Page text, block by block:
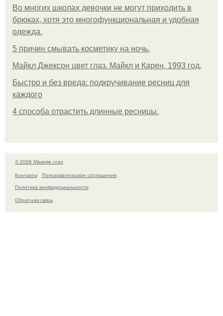
Во многих школах девочки не могут приходить в
брюках, хотя это многофункциональная и удобная
одежда.
5 причин смывать косметику на ночь.
Майкл Джексон цвет глаз. Майкл и Карен, 1993 год.
Быстро и без вреда: подкручивание ресниц для
каждого
4 способа отрастить длинные ресницы.
© 2026 Макияж глаз
Контакты
Пользовательское соглашение
Политика конфидециальности
Обратная связь